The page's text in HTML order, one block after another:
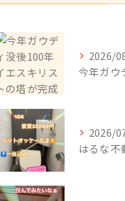
2026/
2026/
はるな不